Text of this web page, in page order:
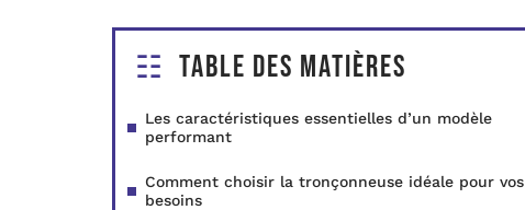
Table des matières
Les caractéristiques essentielles d’un modèle
performant
Comment choisir la tronçonneuse idéale pour vos
besoins